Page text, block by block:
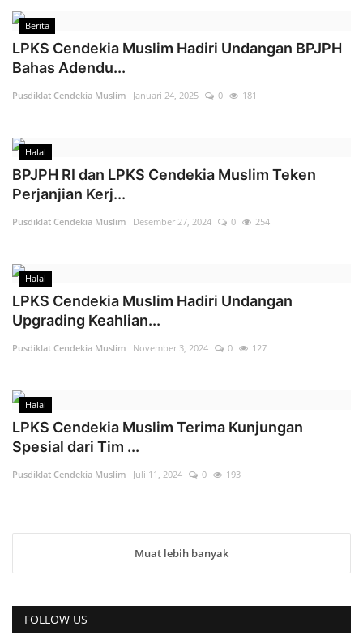
Berita
LPKS Cendekia Muslim Hadiri Undangan BPJPH
Bahas Adendu...
Pusdiklat Cendekia Muslim Januari 24, 2025 0 181
Halal
BPJPH RI dan LPKS Cendekia Muslim Teken
Perjanjian Kerj...
Pusdiklat Cendekia Muslim Desember 27, 2024 0 254
Halal
LPKS Cendekia Muslim Hadiri Undangan
Upgrading Keahlian...
Pusdiklat Cendekia Muslim November 3, 2024 0 127
Halal
LPKS Cendekia Muslim Terima Kunjungan
Spesial dari Tim ...
Pusdiklat Cendekia Muslim Juli 11, 2024 0 193
Muat lebih banyak
FOLLOW US